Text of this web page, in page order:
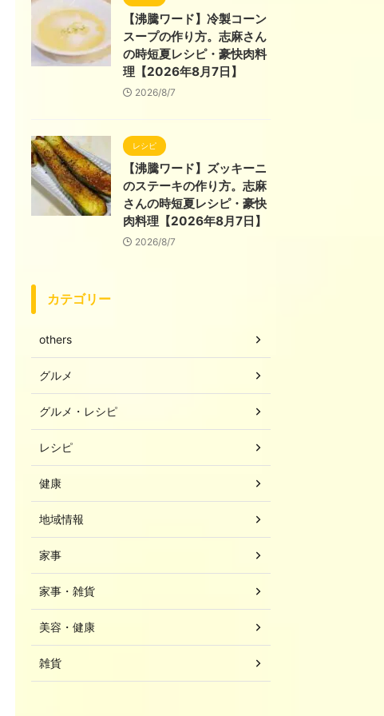
【沸騰ワード】冷製コーン
スープの作り方。志麻さん
の時短夏レシピ・豪快肉料
理【2026年8月7日】
2026/8/7
レシピ
【沸騰ワード】ズッキーニ
のステーキの作り方。志麻
さんの時短夏レシピ・豪快
肉料理【2026年8月7日】
2026/8/7
カテゴリー
others
グルメ
グルメ・レシピ
レシピ
健康
地域情報
家事
家事・雑貨
美容・健康
雑貨